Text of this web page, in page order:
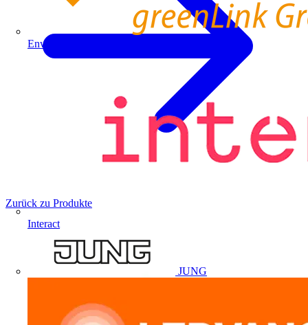
Enwitec
Interact
JUNG
Zurück zu Produkte